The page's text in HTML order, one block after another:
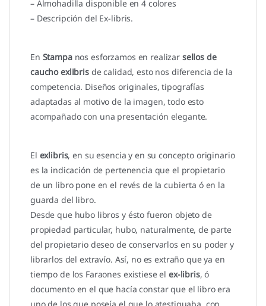
– Almohadilla disponible en 4 colores
– Descripción del Ex-libris.
En Stampanos esforzamos en realizar sellos de
caucho exlibrisde calidad, esto nos diferencia de la
competencia. Diseños originales, tipografías
adaptadas al motivo de la imagen, todo esto
acompañado con una presentación elegante.
El exlibris, en su esencia y en su concepto originario
es la indicación de pertenencia que el propietario
de un libro pone en el revés de la cubierta ó en la
guarda del libro.
Desde que hubo libros y ésto fueron objeto de
propiedad particular, hubo, naturalmente, de parte
del propietario deseo de conservarlos en su poder y
librarlos del extravío. Así, no es extraño que ya en
tiempo de los Faraones existiese el ex-libris, ó
documento en el que hacía constar que el libro era